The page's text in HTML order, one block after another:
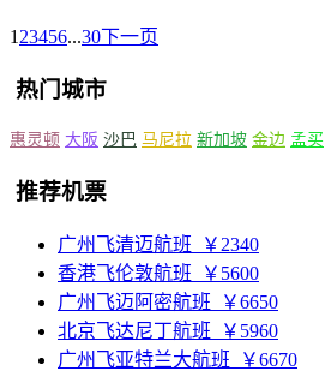
1 23456...30下一页
热门城市
惠灵顿 大阪 沙巴 马尼拉 新加坡 金边 孟买
推荐机票
广州飞清迈航班
￥2340
香港飞伦敦航班
￥5600
广州飞迈阿密航班
￥6650
北京飞达尼丁航班
￥5960
广州飞亚特兰大航班
￥6670